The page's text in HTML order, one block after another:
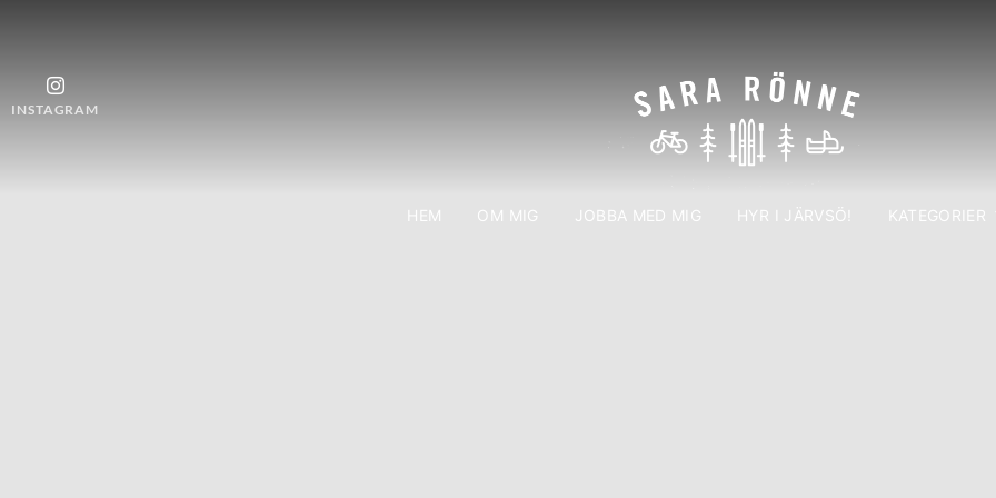
INSTAGRAM
HEM OM MIG JOBBA MED MIG HYR I JÄRVSÖ! KATEGORIER